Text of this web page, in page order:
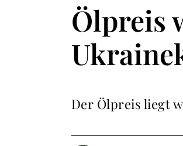
Ölpreis
Der Ölpreis liegt